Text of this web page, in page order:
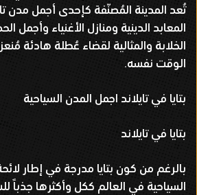
تُعد المدينة المُصنّفة كإحدى أجمل مدن
المعابد الدينية ومنازل الأغنياء وأجمل
الخلابة والمثالية لقضاء عُطلة هادئة
الوقت نفسه.
بتايا في تايلاند اجمل المدن السياحية
بتايا في تايلاند
بالرغم من كون بتايا مدرجة في إطار
السياحية في العالم ككل وأكثرها جذباً